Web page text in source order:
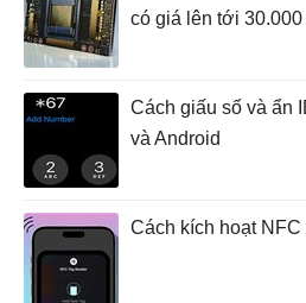
có giá lên tới 30.000
Cách giấu số và ẩn
và Android
Cách kích hoạt